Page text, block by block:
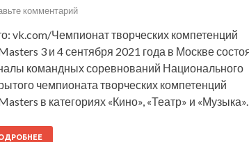
комментарий
vk.com/Чемпионат творческих компетенций
3 и 4 сентября 2021 года в Москве
командных соревнований Национального
чемпионата творческих компетенций
в категориях «Кино», «Театр» и «Музыка».